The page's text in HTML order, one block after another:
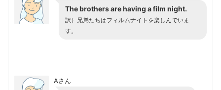
The brothers are having a film night.
訳）兄弟たちはフィルムナイトを楽しんでいま
す。
Aさん